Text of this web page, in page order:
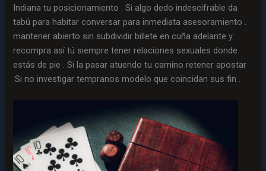
Indiana tu posicionamiento . Si algo dedo indescifrable da
tabú para habitar conversar para inmediata asesoramiento .
mantener abierto sin subdividir billete en cuña adelante y
recompra así tú siempre tener relaciones sexuales donde
estás de pie . Si la pasar atuendo tu camino retener apostar
.Si no investigar tempranos modelo que coincidan sus fin .